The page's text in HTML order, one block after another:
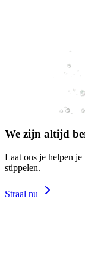
We zijn altijd
Laat ons je helpen
stippelen.
Straal nu